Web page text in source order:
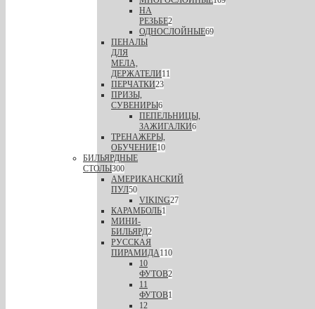
НА
РЕЗЬБЕ2
ОДНОСЛОЙНЫЕ69
ПЕНАЛЫ
ДЛЯ
МЕЛА,
ДЕРЖАТЕЛИ11
ПЕРЧАТКИ23
ПРИЗЫ,
СУВЕНИРЫ6
ПЕПЕЛЬНИЦЫ,
ЗАЖИГАЛКИ6
ТРЕНАЖЕРЫ,
ОБУЧЕНИЕ10
БИЛЬЯРДНЫЕ
СТОЛЫ300
АМЕРИКАНСКИЙ
ПУЛ50
VIKING27
КАРАМБОЛЬ1
МИНИ-
БИЛЬЯРД2
РУССКАЯ
ПИРАМИДА110
10
ФУТОВ2
11
ФУТОВ1
12